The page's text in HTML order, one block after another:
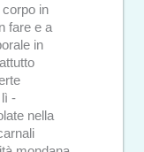
in
fare e a
in
-
nella